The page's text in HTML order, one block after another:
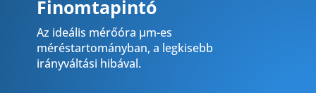
Finomtapintó
Az ideális mérőóra µm-es
méréstartományban, a legkisebb
irányváltási hibával.